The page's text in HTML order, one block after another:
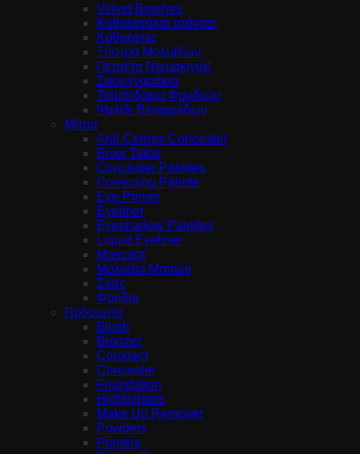
Velvet Brushes
Καθρεφτάκια τσάντας
Καθρέφτες
Ξύστρα Μολυβιών
Πετσέτα Ντεμακιγιάζ
Σφουγγαράκια
Τσιμπιδάκια Φρυδιών
Ψαλίδι Βλεφαρίδων
Μάτια
Anti-Cernes Concealer
Brow Tatoo
Concealer Palettes
Correcting Palette
Eye Primer
Eyeliner
Eyeshadow Palettes
Liquid Eyeliner
Mascara
Μολύβια Ματιών
Σκιές
Φρύδια
Πρόσωπο
Blush
Bronzer
Compact
Concealer
Foundation
Highlighters
Make Up Remover
Powders
Primers